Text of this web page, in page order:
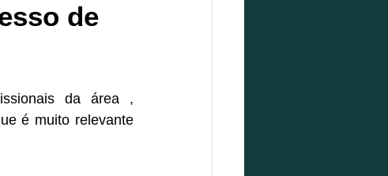
de
da área ,
é muito relevante